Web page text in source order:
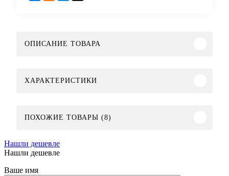
ОПИСАНИЕ ТОВАРА
ХАРАКТЕРИСТИКИ
ПОХОЖИЕ ТОВАРЫ (8)
Нашли дешевле
Нашли дешевле
Ваше имя